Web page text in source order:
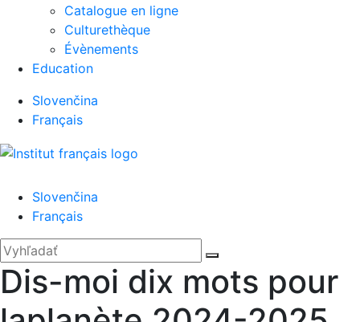
Catalogue en ligne
Culturethèque
Évènements
Education
Slovenčina
Français
Slovenčina
Français
'.__('Search').'
Zatvoriť
Hľadať:
Dis-moi dix mots pour